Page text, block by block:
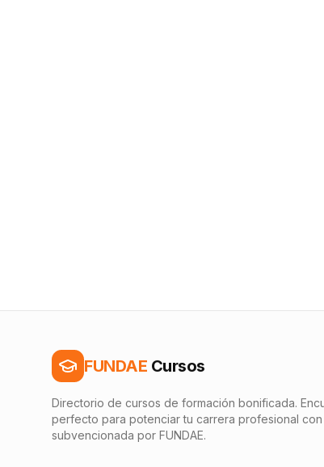
FUNDAE Cursos
Directorio de cursos de formación bonificada.
perfecto para potenciar tu carrera profesional
subvencionada por FUNDAE.